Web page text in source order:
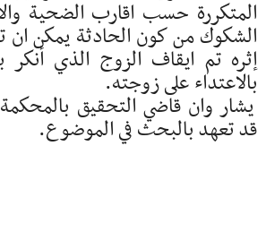
المتكررة حسب اقارب الضحية
الشكوك من كون الحادثة يمكن ان
إثره تم ايقاف الزوج الذي
بالاعتداء على زوجته.
يشار وان قاضي التحقيق بالمحكمة
قد تعهد بالبحث في الموضوع.